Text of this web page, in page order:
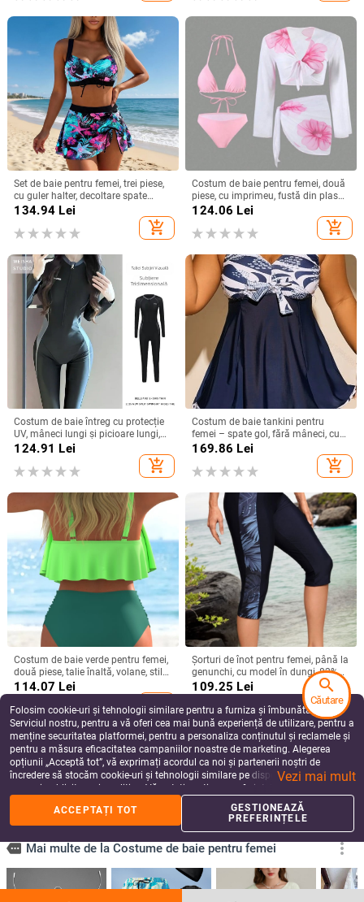
Set de baie pentru femei, trei piese,
cu guler halter, decoltare spate
deschis, siluetă subțire, imprimeu,
134.94 Lei
add_shopping_cart
Costum de baie pentru femei, două
piese, cu imprimeu, fustă din plasă
pentru șolduri și acoperitoare cu
124.06 Lei
add_shopping_cart
Costum de baie întreg cu protecție
UV, mâneci lungi și picioare lungi,
uscare rapidă, pentru snorkeling și
124.91 Lei
add_shopping_cart
Costum de baie tankini pentru
femei – spate gol, fără mâneci, cu
bureți pentru bust și fără suport
metalic, material poliester cu
căptușeală
169.86 Lei
add_shopping_cart
Costum de baie verde pentru femei,
două piese, talie înaltă, volane, stil
European-American
114.07 Lei
add_shopping_cart
Șorturi de înot pentru femei, până la
genunchi, cu model în dungi, 82%
poliester, căptușeală spandex 18%,
potrivite pentru înot și activități în
apă
109.25 Lei
add_shopping_cart
Folosim cookie-uri și tehnologii similare pentru a furniza și îmbunătăți
Serviciul nostru, pentru a vă oferi cea mai bună experiență de utilizare, pentru a
menține securitatea platformei, pentru a personaliza conținutul și reclamele și
pentru a măsura eficacitatea campaniilor noastre de marketing. Alegerea
opțiunii „Acceptă tot”, vă exprimați acordul ca noi și partenerii noștri de
încredere să stocăm cookie-uri și tehnologii similare pe dispozitivul dvs. în
scopuri publicitare și analitice. Vă puteți gestiona preferințele în orice moment
făcând clic pe „Gestionează preferințele”. Pentru mai multe informații, vă
rugăm să consultațiPolitica noastră de confidențialitate.
Vezi mai mult
ACCEPTAȚI TOT
GESTIONEAZĂ
PREFERINȚELE
search
Căutare